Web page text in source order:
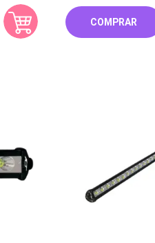
COMPRAR